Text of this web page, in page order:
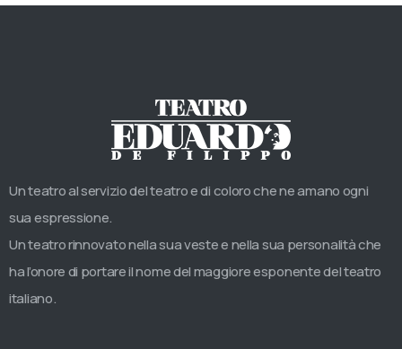
Un teatro al servizio del teatro e di coloro che ne amano ogni
sua espressione.
Un teatro rinnovato nella sua veste e nella sua personalità che
ha l’onore di portare il nome del maggiore esponente del teatro
italiano.